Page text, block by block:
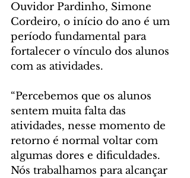
Ouvidor Pardinho, Simone
Cordeiro, o início do ano é um
período fundamental para
fortalecer o vínculo dos alunos
com as atividades.
“Percebemos que os alunos
sentem muita falta das
atividades, nesse momento de
retorno é normal voltar com
algumas dores e dificuldades.
Nós trabalhamos para alcançar